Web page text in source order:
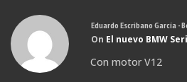
Eduardo Escribano García -
On El nuevo BMW
Con motor V12